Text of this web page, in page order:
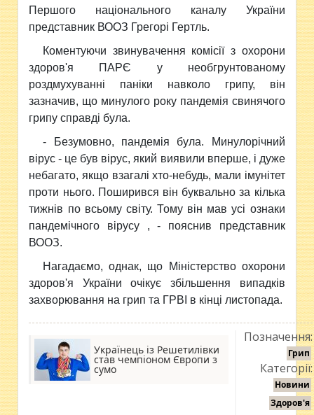
Першого національного каналу України
представник ВООЗ Грегорі Гертль.
Коментуючи звинувачення комісії з охорони
здоров'я ПАРЄ у необгрунтованому
роздмухуванні паніки навколо грипу, він
зазначив, що минулого року пандемія свинячого
грипу справді була.
- Безумовно, пандемія була. Минулорічний
вірус - це був вірус, який виявили вперше, і дуже
небагато, якщо взагалі хто-небудь, мали імунітет
проти нього. Поширився він буквально за кілька
тижнів по всьому світу. Тому він мав усі ознаки
пандемічного вірусу , - пояснив представник
ВООЗ.
Нагадаємо, однак, що Міністерство охорони
здоров'я України очікує збільшення випадків
захворювання на грип та ГРВІ в кінці листопада.
Українець із Решетилівки
став чемпіоном Європи з
сумо
Позначення:
Грип
Категорії:
Новини
Здоров'я